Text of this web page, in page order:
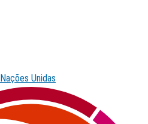
Nações Unidas